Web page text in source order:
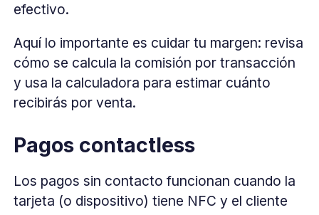
efectivo.
Aquí lo importante es cuidar tu margen: revisa
cómo se calcula la comisión por transacción
y usa la calculadora para estimar cuánto
recibirás por venta.
Pagos contactless
Los pagos sin contacto funcionan cuando la
tarjeta (o dispositivo) tiene NFC y el cliente